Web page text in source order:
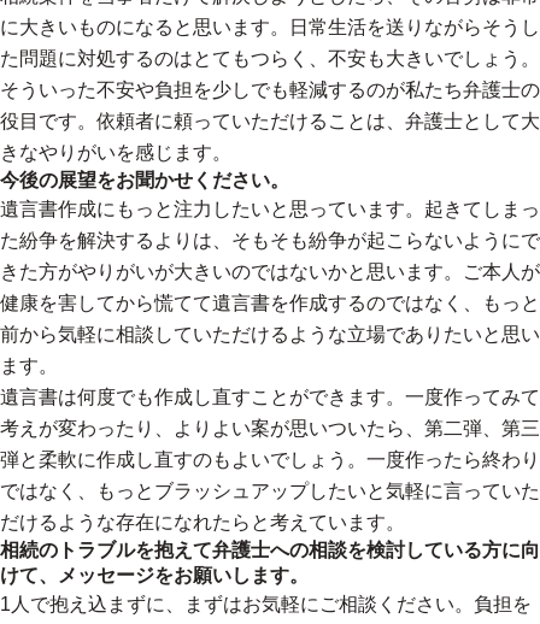
に大きいものになると思います。日常生活を送りながらそうし
た問題に対処するのはとてもつらく、不安も大きいでしょう。
そういった不安や負担を少しでも軽減するのが私たち弁護士の
役目です。依頼者に頼っていただけることは、弁護士として大
きなやりがいを感じます。
今後の展望をお聞かせください。
遺言書作成にもっと注力したいと思っています。起きてしまっ
た紛争を解決するよりは、そもそも紛争が起こらないようにで
きた方がやりがいが大きいのではないかと思います。ご本人が
健康を害してから慌てて遺言書を作成するのではなく、もっと
前から気軽に相談していただけるような立場でありたいと思い
ます。
遺言書は何度でも作成し直すことができます。一度作ってみて
考えが変わったり、よりよい案が思いついたら、第二弾、第三
弾と柔軟に作成し直すのもよいでしょう。一度作ったら終わり
ではなく、もっとブラッシュアップしたいと気軽に言っていた
だけるような存在になれたらと考えています。
相続のトラブルを抱えて弁護士への相談を検討している方に向
けて、メッセージをお願いします。
1人で抱え込まずに、まずはお気軽にご相談ください。負担を